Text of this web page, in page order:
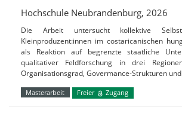
Hochschule Neubrandenburg, 2026
Die Arbeit untersucht kollektive
Kleinproduzent:innen im costaricanischen
als Reaktion auf begrenzte staatliche
qualitativer Feldforschung in drei
Organisationsgrad, Govermance-Strukturen
Masterarbeit Freier Zugang